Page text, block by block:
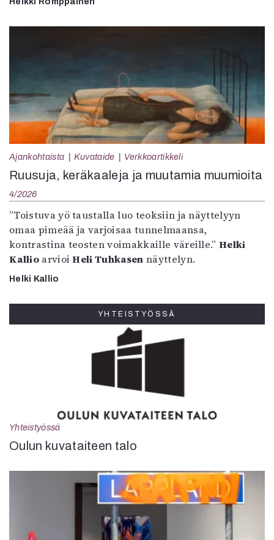
Ajankohtaista Kuvataide Verkkoartikkeli
Ruusuja, keräkaaleja ja muutamia muumioita
4/2026
”Toistuva yö taustalla luo teoksiin ja näyttelyyn
omaa pimeää ja varjoisaa tunnelmaansa,
kontrastina teosten voimakkaille väreille.”Helki
KallioarvioiHeli Tuhkasen näyttelyn.
Helki Kallio
YHTEISTYÖSSÄ
Yhteistyössä
Oulun kuvataiteen talo